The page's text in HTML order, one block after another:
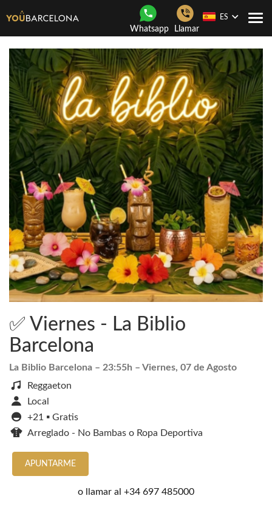
Whatsapp Llamar
ES
✅ Viernes - La Biblio
Barcelona
La Biblio Barcelona – 23:55h – Viernes, 07 de Agosto
Reggaeton
Local
+21 ▪️ Gratis
Arreglado - No Bambas o Ropa Deportiva
APUNTARME
o llamar al +34 697 485000